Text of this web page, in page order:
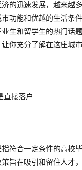
济的迅速发展，越来越
功能和优越的生活条
业生和留学生的热门话
你充分了解在这座城
直接落户
指符合一定条件的高校
策旨在吸引和留住人才